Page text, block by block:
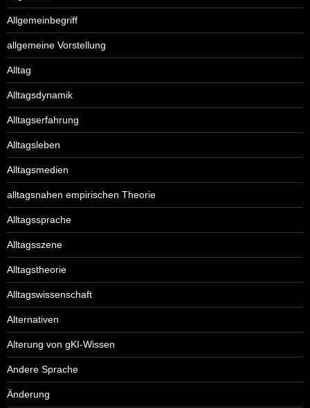
Allgemeinbegriff
allgemeine Vorstellung
Alltag
Alltagsdynamik
Alltagserfahrung
Alltagsleben
Alltagsmedien
alltagsnahen empirischen Theorie
Alltagssprache
Alltagsszene
Alltagstheorie
Alltagswissenschaft
Alternativen
Alterung von gKI-Wissen
Andere Sprache
Änderung